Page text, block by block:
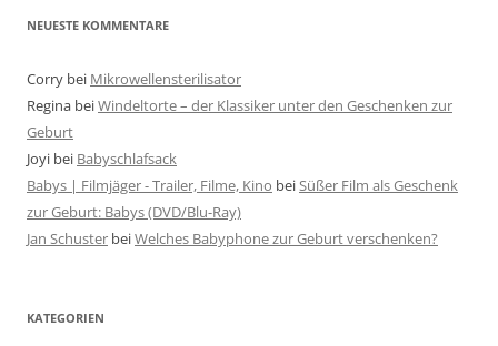
NEUESTE KOMMENTARE
Corry bei Mikrowellensterilisator
Regina beiWindeltorte – der Klassiker unter den Geschenken zur
Geburt
Joyi bei Babyschlafsack
Babys | Filmjäger - Trailer, Filme, Kino beiSüßer Film als Geschenk
zur Geburt: Babys (DVD/Blu-Ray)
Jan Schuster beiWelches Babyphone zur Geburt verschenken?
KATEGORIEN